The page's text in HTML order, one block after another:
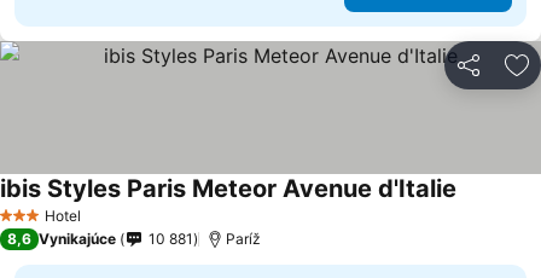
Zdieľať
3 Počet hviezdičiek
Hotel
ibis Styles Paris Meteor Avenue d'Italie
8,6 Vynikajúce 10 881 Paríž